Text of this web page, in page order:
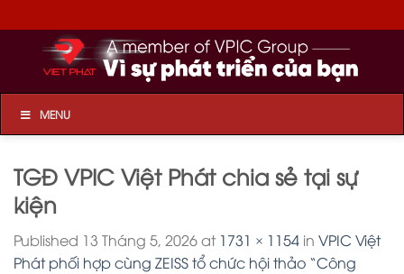
to
content
MENU
TGĐ VPIC Việt Phát chia sẻ tại sự
kiện
Published 13 Tháng 5, 2026at 1731 × 1154 in VPIC Việt
Phát phối hợp cùng ZEISS tổ chức hội thảo “Công